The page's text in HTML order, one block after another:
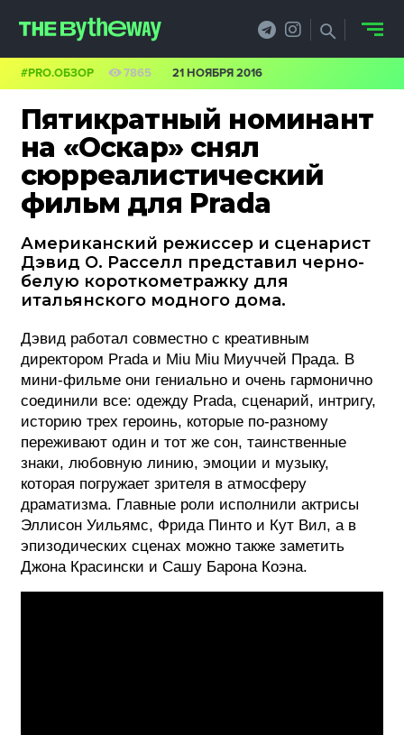
Пятикратный номинант
на «Оскар» снял
сюрреалистический
фильм для Prada
Американский режиссер и сценарист
Дэвид О. Расселл представил черно-
белую короткометражку для
итальянского модного дома.
#PRO.ОБЗОР 7865 21 НОЯБРЯ 2016
Дэвид работал совместно с креативным
директором Prada и Miu Miu Миуччей Прада. В
мини-фильме они гениально и очень гармонично
соединили все: одежду Prada, сценарий, интригу,
историю трех героинь, которые по-разному
переживают один и тот же сон, таинственные
знаки, любовную линию, эмоции и музыку,
которая погружает зрителя в атмосферу
драматизма. Главные роли исполнили актрисы
Эллисон Уильямс, Фрида Пинто и Кут Вил, а в
эпизодических сценах можно также заметить
Джона Красински и Сашу Барона Коэна.
НОВОСТИ
PRO.ОБЗОР
КЕЙСЫ
КРЕАТИВА
БИЗНЕС И
ТЕХНОЛОГИИ
ФЕСТИВАЛИ
ФОТОГРАФИЯ
ТИПОГРАФИКА
ИСТОРИИ БРЕНДОВ
О ПРОЕКТЕ